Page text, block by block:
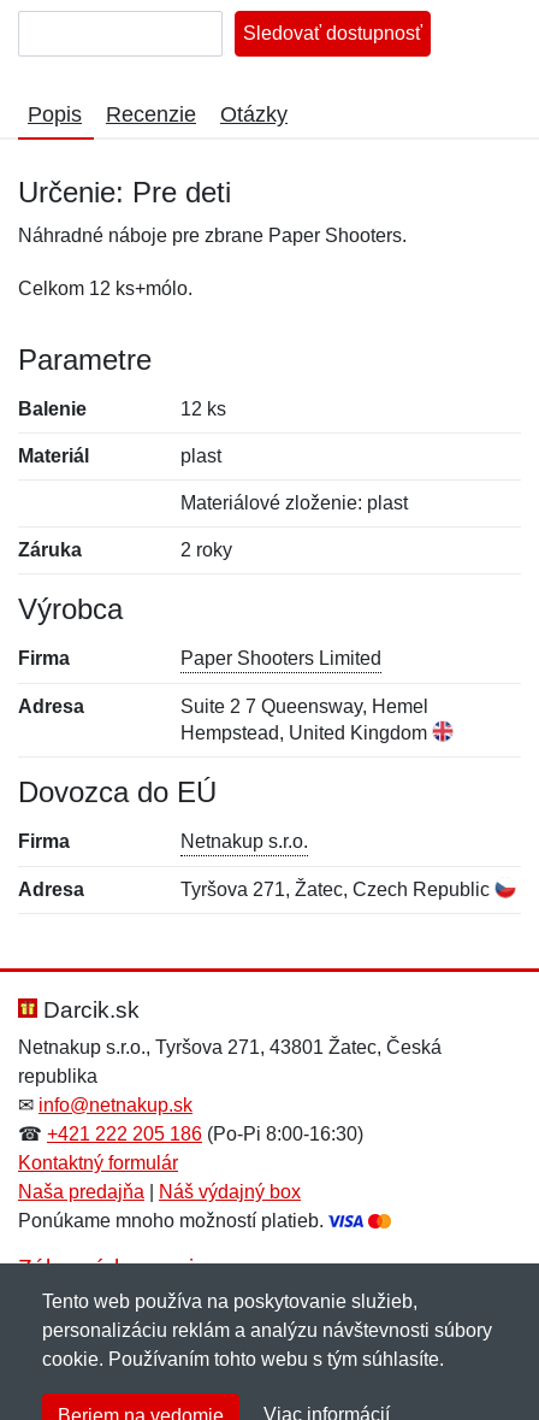
Sledovať dostupnosť
Popis Recenzie Otázky
Určenie: Pre deti
Náhradné náboje pre zbrane Paper Shooters.
Celkom 12 ks+mólo.
Parametre
Balenie 12 ks
Materiál plast
Materiálové zloženie: plast
Záruka 2 roky
Výrobca
Firma Paper Shooters Limited
Adresa
Suite 2 7 Queensway, Hemel
Hempstead, United Kingdom
Dovozca do EÚ
Firma Netnakup s.r.o.
Adresa Tyršova 271, Žatec, Czech Republic
Hodnotenie:
Meno:*
E-mail:
Správa*
Meno:
E-mail:*
Správa*
Darcik.sk
Netnakup s.r.o., Tyršova 271, 43801 Žatec, Česká
republika
✉ info@netnakup.sk
☎ +421 222 205 186 (Po-Pi 8:00-16:30)
Kontaktný formulár
Naša predajňa
Náš výdajný box
Ponúkame mnoho možností platieb.
Zákaznícky servis
Novinky emailom
Copyright © 2007-2026 (19 rokov s vami)Netnakup.sk
Tento web používa na poskytovanie služieb,
personalizáciu reklám a analýzu návštevnosti súbory
cookie. Používaním tohto webu s tým súhlasíte.
Beriem na vedomie Viac informácií